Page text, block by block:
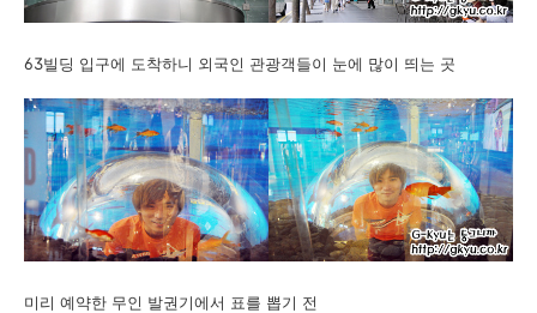
63빌딩 입구에 도착하니 외국인 관광객들이 눈에 많이 띄는 곳
미리 예약한 무인 발권기에서 표를 뽑기 전